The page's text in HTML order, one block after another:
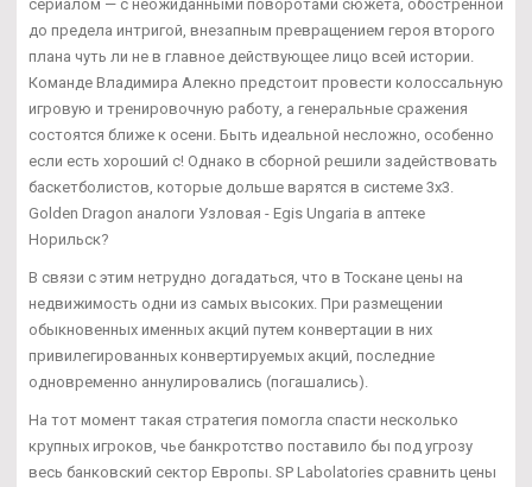
сериалом — с неожиданными поворотами сюжета, обострённой
до предела интригой, внезапным превращением героя второго
плана чуть ли не в главное действующее лицо всей истории.
Команде Владимира Алекно предстоит провести колоссальную
игровую и тренировочную работу, а генеральные сражения
состоятся ближе к осени. Быть идеальной несложно, особенно
если есть хороший с! Однако в сборной решили задействовать
баскетболистов, которые дольше варятся в системе 3х3.
Golden Dragon аналоги Узловая - Egis Ungaria в аптеке
Норильск?
В связи с этим нетрудно догадаться, что в Тоскане цены на
недвижимость одни из самых высоких. При размещении
обыкновенных именных акций путем конвертации в них
привилегированных конвертируемых акций, последние
одновременно аннулировались (погашались).
На тот момент такая стратегия помогла спасти несколько
крупных игроков, чье банкротство поставило бы под угрозу
весь банковский сектор Европы. SP Labolatories сравнить цены